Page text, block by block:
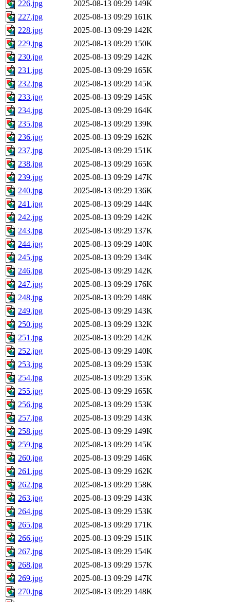
226.jpg
2025-08-13 09:29 149K
227.jpg
2025-08-13 09:29 161K
228.jpg
2025-08-13 09:29 142K
229.jpg
2025-08-13 09:29 150K
230.jpg
2025-08-13 09:29 142K
231.jpg
2025-08-13 09:29 165K
232.jpg
2025-08-13 09:29 145K
233.jpg
2025-08-13 09:29 145K
234.jpg
2025-08-13 09:29 164K
235.jpg
2025-08-13 09:29 139K
236.jpg
2025-08-13 09:29 162K
237.jpg
2025-08-13 09:29 151K
238.jpg
2025-08-13 09:29 165K
239.jpg
2025-08-13 09:29 147K
240.jpg
2025-08-13 09:29 136K
241.jpg
2025-08-13 09:29 144K
242.jpg
2025-08-13 09:29 142K
243.jpg
2025-08-13 09:29 137K
244.jpg
2025-08-13 09:29 140K
245.jpg
2025-08-13 09:29 134K
246.jpg
2025-08-13 09:29 142K
247.jpg
2025-08-13 09:29 176K
248.jpg
2025-08-13 09:29 148K
249.jpg
2025-08-13 09:29 143K
250.jpg
2025-08-13 09:29 132K
251.jpg
2025-08-13 09:29 142K
252.jpg
2025-08-13 09:29 140K
253.jpg
2025-08-13 09:29 153K
254.jpg
2025-08-13 09:29 135K
255.jpg
2025-08-13 09:29 165K
256.jpg
2025-08-13 09:29 153K
257.jpg
2025-08-13 09:29 143K
258.jpg
2025-08-13 09:29 149K
259.jpg
2025-08-13 09:29 145K
260.jpg
2025-08-13 09:29 146K
261.jpg
2025-08-13 09:29 162K
262.jpg
2025-08-13 09:29 158K
263.jpg
2025-08-13 09:29 143K
264.jpg
2025-08-13 09:29 153K
265.jpg
2025-08-13 09:29 171K
266.jpg
2025-08-13 09:29 151K
267.jpg
2025-08-13 09:29 154K
268.jpg
2025-08-13 09:29 157K
269.jpg
2025-08-13 09:29 147K
270.jpg
2025-08-13 09:29 148K